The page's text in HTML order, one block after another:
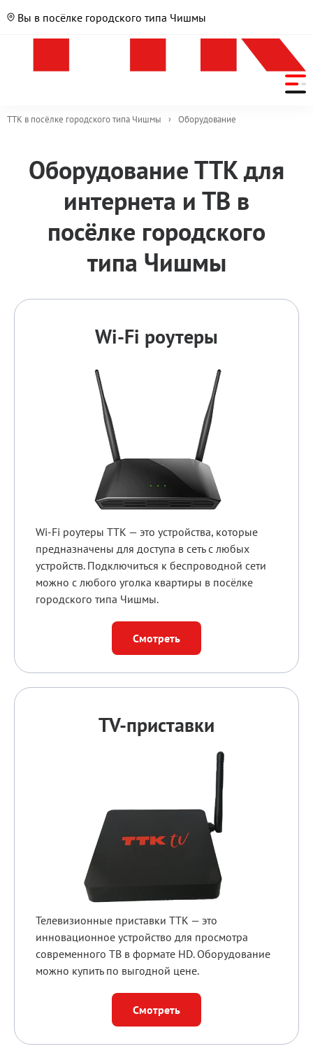
Вы в посёлке городского типа Чишмы
ТТК в посёлке городского типа Чишмы › Оборудование
Оборудование ТТК для
интернета и ТВ в
посёлке городского
типа Чишмы
Список
устройств
Wi-Fi роутеры
Wi‑Fi роутеры ТТК — это устройства, которые
предназначены для доступа в сеть с любых
устройств. Подключиться к беспроводной сети
можно с любого уголка квартиры в посёлке
городского типа Чишмы.
Смотреть
TV-приставки
Телевизионные приставки ТТК — это
инновационное устройство для просмотра
современного ТВ в формате HD. Оборудование
можно купить по выгодной цене.
Смотреть